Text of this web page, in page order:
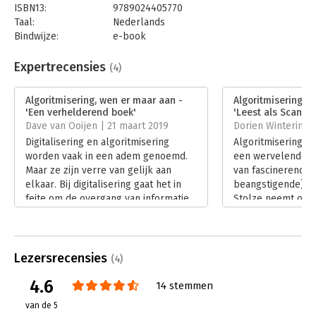
ISBN13:
9789024405770
Taal:
Nederlands
Bindwijze:
e-book
Bestandsformaat:
epub
Uitgever:
Druk:
1
Verschijningsdatum:
17-12-2018
Hoofdrubriek: Organisatiekunde
Expertrecensies (4)
Algoritmisering, wen er maar aan -
'Een verhelderend boek'
Dave van Ooijen | 21 maart 2019
Digitalisering en algoritmisering
worden vaak in een adem genoemd.
Maar ze zijn verre van gelijk aan
elkaar. Bij digitalisering gaat het in
feite om de overgang van informatie
Algoritmisering,
'Leest als
Dorien Winterink
Algoritmisering,
een wervelende
van fascinerende
beangstigende)
Stolze neemt
Lezersrecensies (4)
4.6
van de 5
14 stemmen